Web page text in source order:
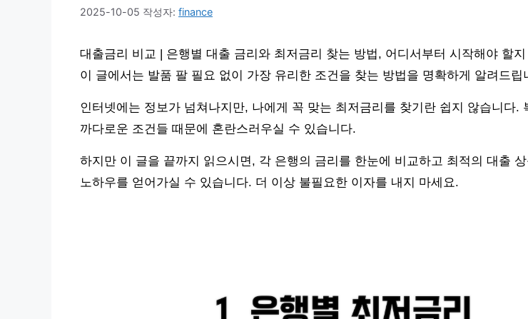
2025-10-05 작성자: finance
대출금리 비교 | 은행별 대출 금리와 최저금리 찾는 방법, 어디서부터 시작해야 할
이 글에서는 발품 팔 필요 없이 가장 유리한 조건을 찾는 방법을 명확하게 알려드립
인터넷에는 정보가 넘쳐나지만, 나에게 꼭 맞는 최저금리를 찾기란 쉽지 않습니다.
까다로운 조건들 때문에 혼란스러우실 수 있습니다.
하지만 이 글을 끝까지 읽으시면, 각 은행의 금리를 한눈에 비교하고 최적의 대출
노하우를 얻어가실 수 있습니다. 더 이상 불필요한 이자를 내지 마세요.